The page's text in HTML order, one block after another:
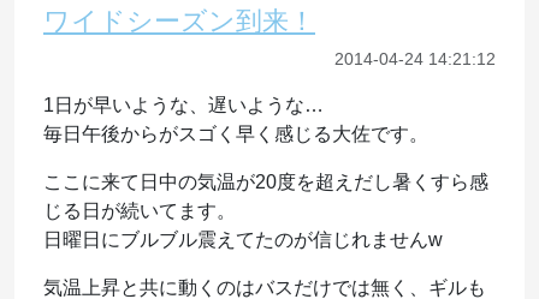
ワイドシーズン到来！
2014-04-24 14:21:12
1日が早いような、遅いような…
毎日午後からがスゴく早く感じる大佐です。
ここに来て日中の気温が20度を超えだし暑くすら感
じる日が続いてます。
日曜日にブルブル震えてたのが信じれませんw
気温上昇と共に動くのはバスだけでは無く、ギルも